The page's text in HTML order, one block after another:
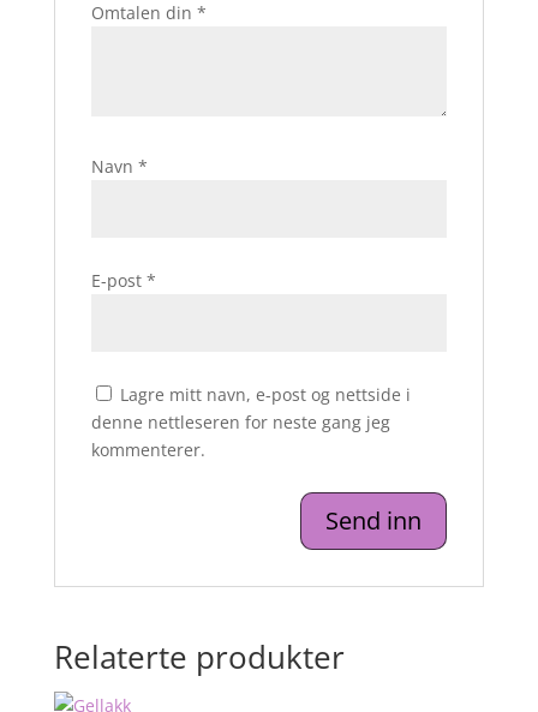
Omtalen din *
Navn *
E-post *
Lagre mitt navn, e-post og nettside i
denne nettleseren for neste gang jeg
kommenterer.
Relaterte produkter